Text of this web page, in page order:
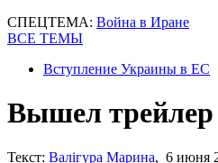
СПЕЦТЕМА: Война в Иране
ВСЕ ТЕМЫ
Вступление Украины в ЕС
Вышел
Текст: Валігура Марина, 6 июня